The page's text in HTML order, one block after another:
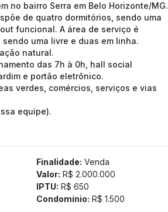
no bairro Serra em Belo Horizonte/MG.
de quatro dormitórios, sendo uma
funcional. A área de serviço é
uma livre e duas em linha.
natural.
das 7h à 0h, hall social
e portão eletrônico.
verdes, comércios, serviços e vias
equipe).
Finalidade: Venda
Valor: R$ 2.000.000
IPTU: R$ 650
Condomínio: R$ 1.500